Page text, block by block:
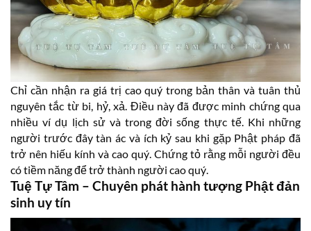
Chỉ cần nhận ra giá trị cao quý trong bản thân và tuân thủ
nguyên tắc từ bi, hỷ, xả. Điều này đã được minh chứng qua
nhiều ví dụ lịch sử và trong đời sống thực tế. Khi những
người trước đây tàn ác và ích kỷ sau khi gặp Phật pháp đã
trở nên hiếu kính và cao quý. Chứng tỏ rằng mỗi người đều
có tiềm năng để trở thành người cao quý.
Tuệ Tự Tâm – Chuyên phát hành tượng Phật đản
sinh uy tín